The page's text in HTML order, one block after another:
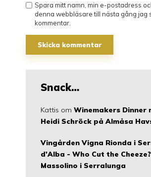
Spara mitt namn, min e-postadress
denna webbläsare till nästa gång jag
kommentar.
Snack…
Kattis om Winemakers Dinner
Heidi Schröck på Almåsa
Vingården Vigna Rionda i
d'Alba - Who Cut the Cheeze?
Massolino i Serralunga